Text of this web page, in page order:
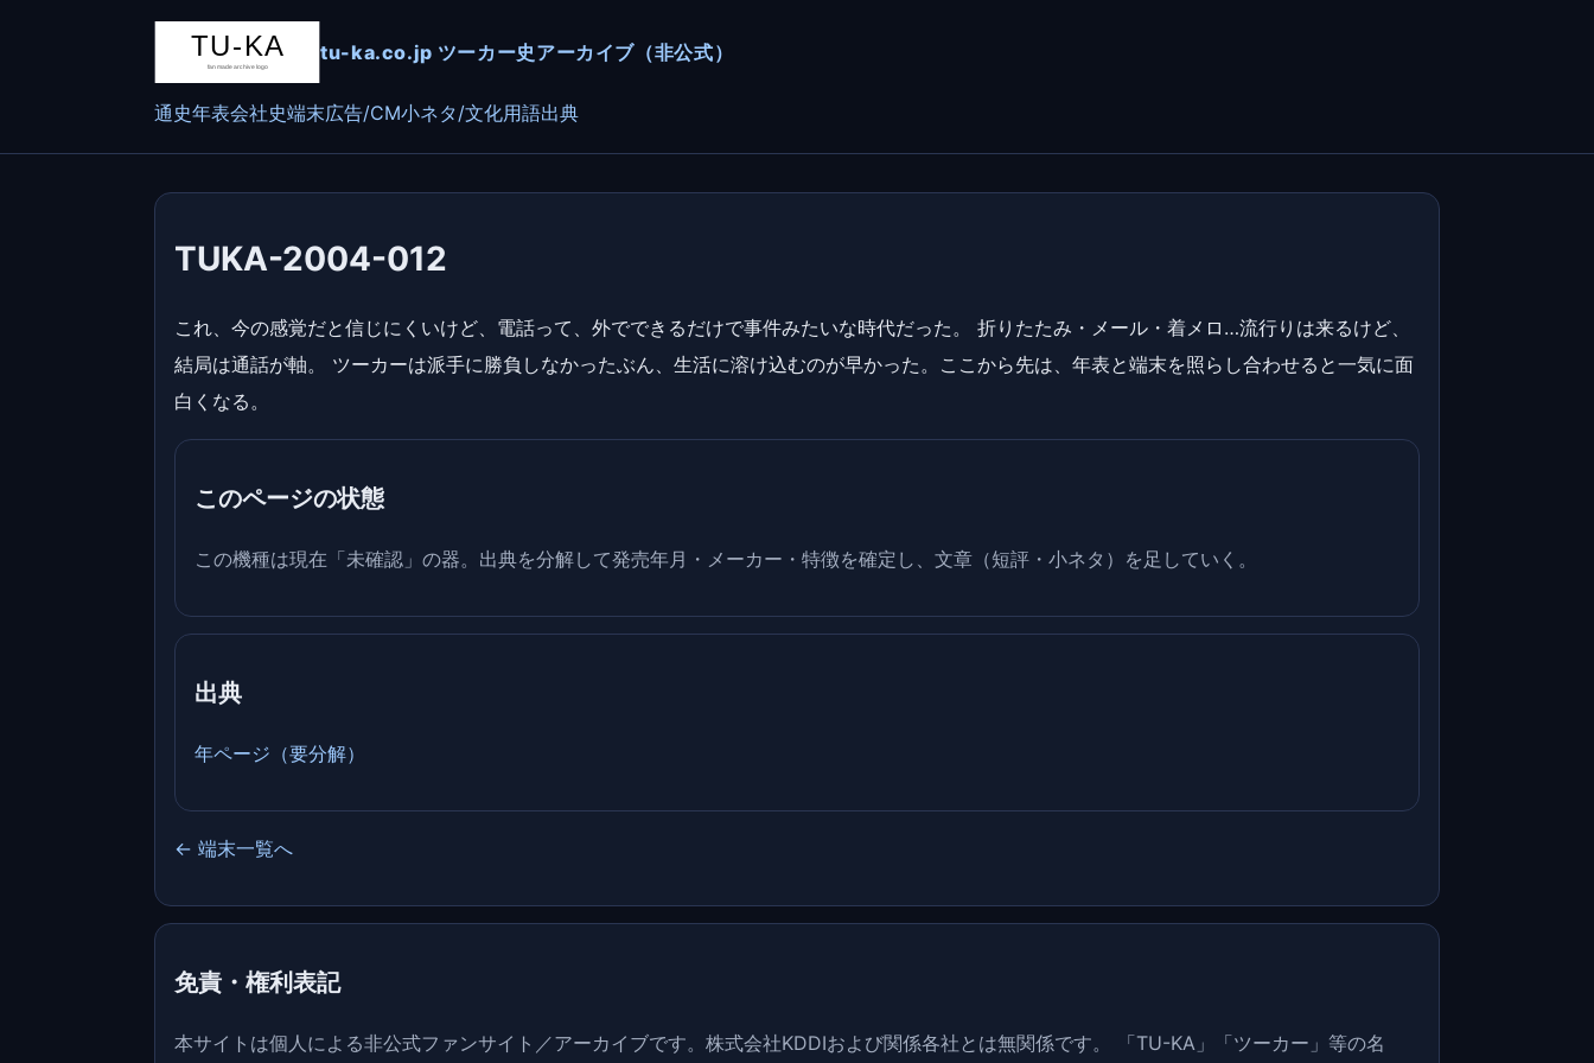
tu-ka.co.jp ツーカー史アーカイブ（非公式）
通史年表会社史端末広告/CM小ネタ/文化用語出典
TUKA-2004-012
これ、今の感覚だと信じにくいけど、電話って、外でできるだけで事件みたいな時代だった。 折りたたみ・メール・着メロ…流行りは来るけど、
結局は通話が軸。 ツーカーは派手に勝負しなかったぶん、生活に溶け込むのが早かった。ここから先は、年表と端末を照らし合わせると一気に面
白くなる。
このページの状態
この機種は現在「未確認」の器。出典を分解して発売年月・メーカー・特徴を確定し、文章（短評・小ネタ）を足していく。
出典
年ページ（要分解）
← 端末一覧へ
免責・権利表記
本サイトは個人による非公式ファンサイト／アーカイブです。株式会社KDDIおよび関係各社とは無関係です。 「TU-KA」「ツーカー」等の名